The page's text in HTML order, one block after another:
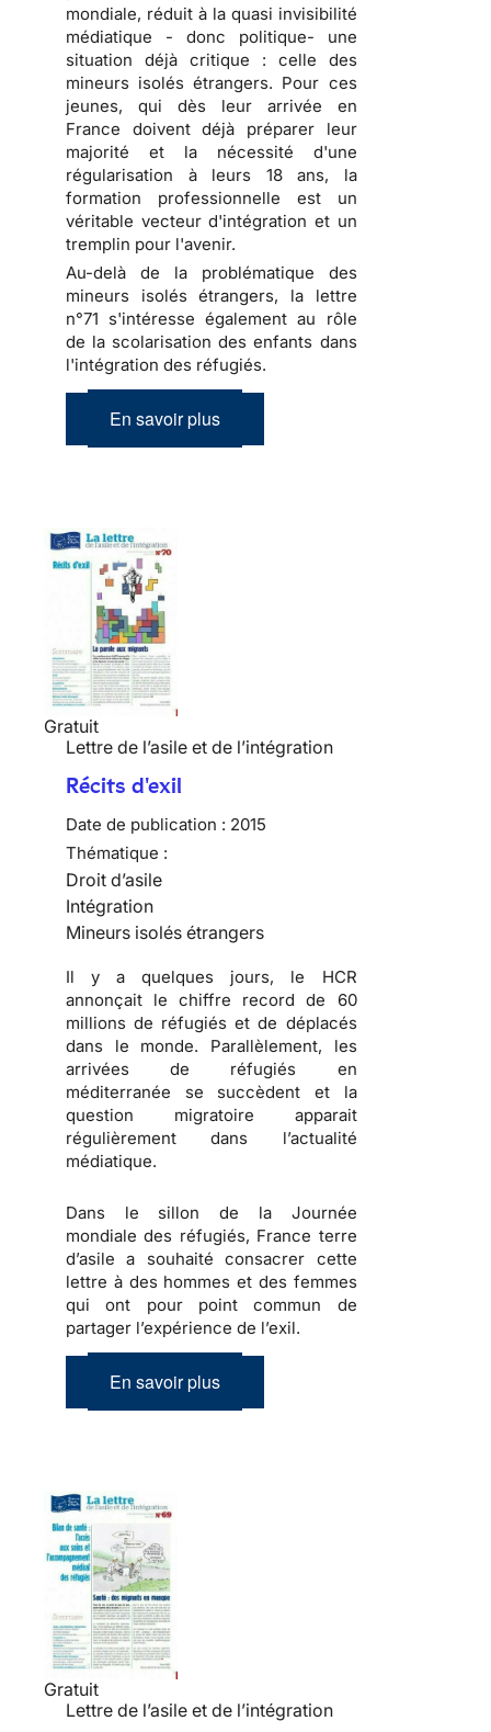
mondiale, réduit à la quasi invisibilité
médiatique - donc politique- une
situation déjà critique : celle des
mineurs isolés étrangers. Pour ces
jeunes, qui dès leur arrivée en
France doivent déjà préparer leur
majorité et la nécessité d'une
régularisation à leurs 18 ans, la
formation professionnelle est un
véritable vecteur d'intégration et un
tremplin pour l'avenir.
Au-delà de la problématique des
mineurs isolés étrangers, la lettre
n°71 s'intéresse également au rôle
de la scolarisation des enfants dans
l'intégration des réfugiés.
En savoir plus
Gratuit
Lettre de l’asile et de l’intégration
Récits d'exil
Date de publication : 2015
Thématique :
Droit d’asile
Intégration
Mineurs isolés étrangers
Il y a quelques jours, le HCR
annonçait le chiffre record de 60
millions de réfugiés et de déplacés
dans le monde. Parallèlement, les
arrivées de réfugiés en
méditerranée se succèdent et la
question migratoire apparait
régulièrement dans l’actualité
médiatique.
Dans le sillon de la Journée
mondiale des réfugiés, France terre
d’asile a souhaité consacrer cette
lettre à des hommes et des femmes
qui ont pour point commun de
partager l’expérience de l’exil.
En savoir plus
Gratuit
Lettre de l’asile et de l’intégration